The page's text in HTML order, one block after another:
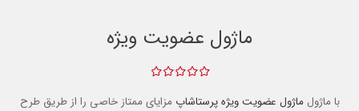
ماژول عضویت ویژه
با ماژولماژول عضویت ویژه پرستاشاپ مزایای ممتاز خاصی را از طریق طرح